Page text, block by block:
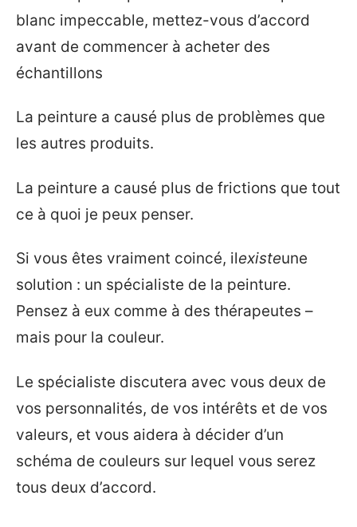
blanc impeccable, mettez-vous d’accord
avant de commencer à acheter des
échantillons
La peinture a causé plus de problèmes que
les autres produits.
La peinture a causé plus de frictions que tout
ce à quoi je peux penser.
Si vous êtes vraiment coincé, ilexisteune
solution : un spécialiste de la peinture.
Pensez à eux comme à des thérapeutes –
mais pour la couleur.
Le spécialiste discutera avec vous deux de
vos personnalités, de vos intérêts et de vos
valeurs, et vous aidera à décider d’un
schéma de couleurs sur lequel vous serez
tous deux d’accord.